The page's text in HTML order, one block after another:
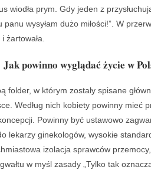
wiodła prym. Gdy jeden z
panu wysyłam dużo miłości!”. W
żartowała.
Jak powinno wyglądać życie w
folder, w którym zostały spisane
Według nich kobiety powinny mieć
Powinny być ustawowo
lekarzy ginekologów, wysokie
izolacja sprawców
w myśl zasady „Tylko tak